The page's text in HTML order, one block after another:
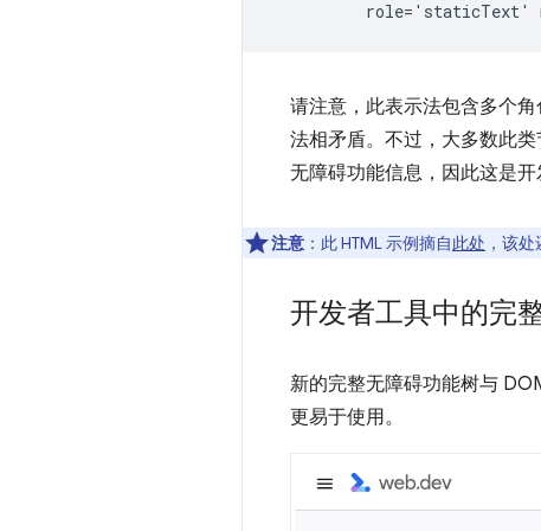
请注意，此表示法包含多个角
法相矛盾。不过，大多数此
无障碍功能信息，因此这是开
注意 ：此 HTML 示例摘自此处 ，该
开发者工具中的完
新的完整无障碍功能树与
更易于使用。